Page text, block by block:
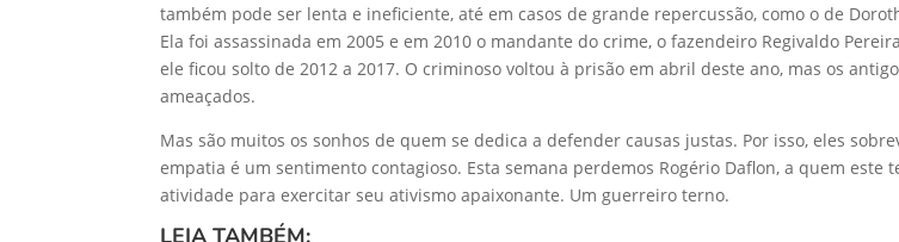
também pode ser lenta e ineficiente, até em casos de grande repercussão, como o de
Ela foi assassinada em 2005 e em 2010 o mandante do crime, o fazendeiro Regivaldo
ele ficou solto de 2012 a 2017. O criminoso voltou à prisão em abril deste ano, mas os
ameaçados.
Mas são muitos os sonhos de quem se dedica a defender causas justas. Por isso, eles
empatia é um sentimento contagioso. Esta semana perdemos Rogério Daflon, a quem
atividade para exercitar seu ativismo apaixonante. Um guerreiro terno.
LEIA TAMBÉM: